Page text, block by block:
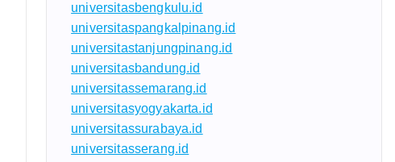
universitasbengkulu.id
universitaspangkalpinang.id
universitastanjungpinang.id
universitasbandung.id
universitassemarang.id
universitasyogyakarta.id
universitassurabaya.id
universitasserang.id